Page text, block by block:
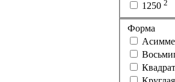
1250 2
Форма